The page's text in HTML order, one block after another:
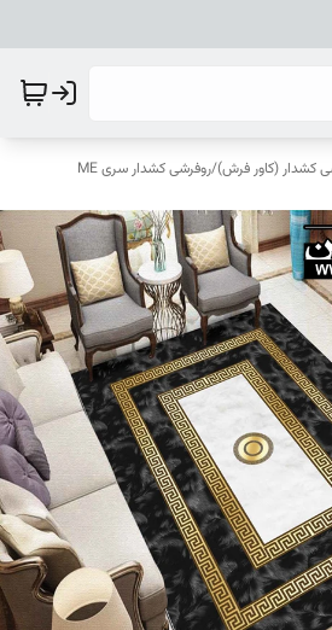
کشدار (کاور فرش)/روفرشی کشدار سری ME